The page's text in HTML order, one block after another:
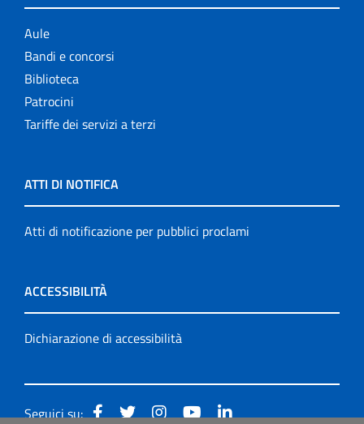
Aule
Bandi e concorsi
Biblioteca
Patrocini
Tariffe dei servizi a terzi
ATTI DI NOTIFICA
Atti di notificazione per pubblici proclami
ACCESSIBILITÀ
Dichiarazione di accessibilità
Seguici su: